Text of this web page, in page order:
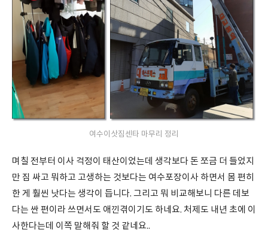
여수이삿짐센타 마무리 정리
며칠 전부터 이사 걱정이 태산이었는데 생각보다 돈 쪼금 더 들었지
만 짐 싸고 뭐하고 고생하는 것보다는 여수포장이사 하면서 몸 편히
한 게 훨씬 낫다는 생각이 듭니다. 그리고 뭐 비교해보니 다른 데보
다는 싼 편이라 쓰면서도 애낀겪이기도 하네요. 처제도 내년 초에 이
사한다는데 이쪽 말해줘 할 것 같네요..